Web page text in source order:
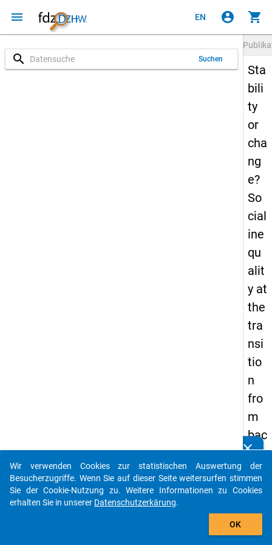
menu EN account_circle shopping_cart
search Suchen
Sta
bili
ty
or
cha
ng
e?
So
cial
ine
qu
alit
y at
the
tra
nsi
tio
n
fro
m
bac
hel
or’s
to
clear
Kennen Sie Publikationen, die auf Basis unserer
Datenpakete entstanden sind? Dann teilen Sie uns diese
bitte mit...
auto_stories
Wir verwenden Cookies zur statistischen Auswertung der
Besucherzugriffe. Wenn Sie auf dieser Seite weitersurfen stimmen
Sie der Cookie-Nutzung zu. Weitere Informationen zu Cookies
erhalten Sie in unserer Datenschutzerkärung.
OK